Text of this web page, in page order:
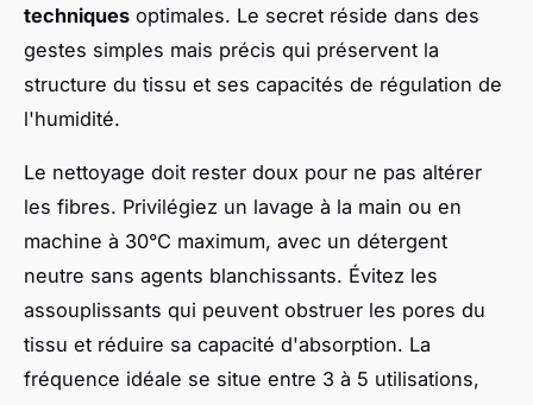
techniques optimales. Le secret réside dans des
gestes simples mais précis qui préservent la
structure du tissu et ses capacités de régulation de
l'humidité.
Le nettoyage doit rester doux pour ne pas altérer
les fibres. Privilégiez un lavage à la main ou en
machine à 30°C maximum, avec un détergent
neutre sans agents blanchissants. Évitez les
assouplissants qui peuvent obstruer les pores du
tissu et réduire sa capacité d'absorption. La
fréquence idéale se situe entre 3 à 5 utilisations,